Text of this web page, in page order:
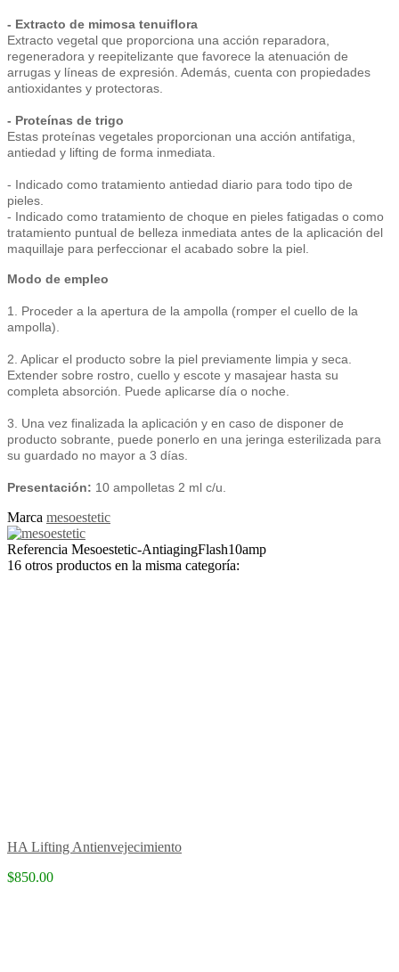
- Extracto de mimosa tenuiflora
Extracto vegetal que proporciona una acción reparadora,
regeneradora y reepitelizante que favorece la atenuación de
arrugas y líneas de expresión. Además, cuenta con propiedades
antioxidantes y protectoras.
- Proteínas de trigo
Estas proteínas vegetales proporcionan una acción antifatiga,
antiedad y lifting de forma inmediata.
- Indicado como tratamiento antiedad diario para todo tipo de
pieles.
- Indicado como tratamiento de choque en pieles fatigadas o como
tratamiento puntual de belleza inmediata antes de la aplicación del
maquillaje para perfeccionar el acabado sobre la piel.
Modo de empleo
1. Proceder a la apertura de la ampolla (romper el cuello de la
ampolla).
2. Aplicar el producto sobre la piel previamente limpia y seca.
Extender sobre rostro, cuello y escote y masajear hasta su
completa absorción. Puede aplicarse día o noche.
3. Una vez finalizada la aplicación y en caso de disponer de
producto sobrante, puede ponerlo en una jeringa esterilizada para
su guardado no mayor a 3 días.
Presentación: 10 ampolletas 2 ml c/u.
Marca mesoestetic
Referencia Mesoestetic-AntiagingFlash10amp
16 otros productos en la misma categoría:
HA Lifting Antienvejecimiento
$850.00